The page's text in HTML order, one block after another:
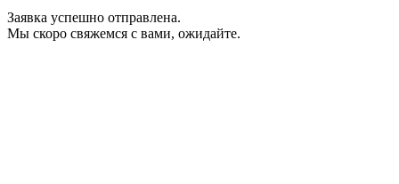
Заявка успешно отправлена.
Мы скоро свяжемся с вами, ожидайте.